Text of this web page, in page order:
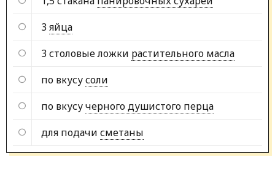
3 яйца
3 столовые ложки растительного масла
по вкусусоли
по вкусучерного душистого перца
для подачи сметаны